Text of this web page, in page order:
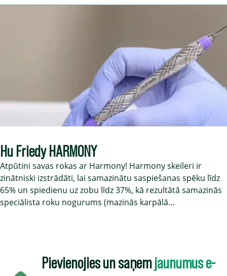
Hu Friedy HARMONY
Atpūtini savas rokas ar Harmony! Harmony skeileri ir
zinātniski izstrādāti, lai samazinātu saspiešanas spēku līdz
65% un spiedienu uz zobu līdz 37%, kā rezultātā samazinās
speciālista roku nogurums (mazinās karpālā…
Pievienojies un saņemjaunumus e-